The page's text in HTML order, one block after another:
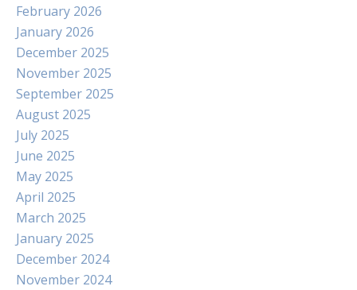
February 2026
January 2026
December 2025
November 2025
September 2025
August 2025
July 2025
June 2025
May 2025
April 2025
March 2025
January 2025
December 2024
November 2024